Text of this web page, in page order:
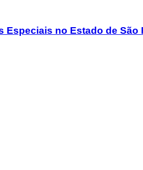
Especiais no Estado de São